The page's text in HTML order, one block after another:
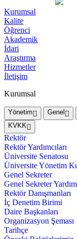
Kurumsal
Kalite
Öğrenci
Akademik
İdari
Araştırma
Hizmetler
İletişim
Kurumsal
Yönetim Genel
KVKK
Rektör
Rektör Yardımcıları
Üniversite Senatosu
Üniversite Yönetim
Genel Sekreter
Genel Sekreter
Rektör Danışmanları
İç Denetim Birimi
Daire Başkanları
Organizasyon Şeması
Tarihçe